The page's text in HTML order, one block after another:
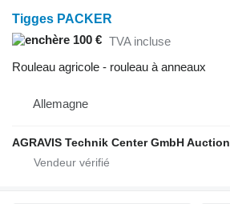
Tigges PACKER
100 € TVA incluse
Rouleau agricole - rouleau à anneaux
Allemagne
AGRAVIS Technik Center GmbH Auction